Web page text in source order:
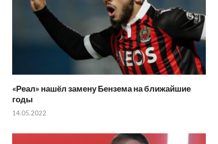
«Реал» нашёл замену Бензема на ближайшие
годы
14.05.2022